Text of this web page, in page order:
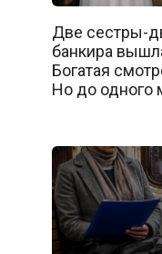
Две сестры-
банкира
Богатая
Но до одного